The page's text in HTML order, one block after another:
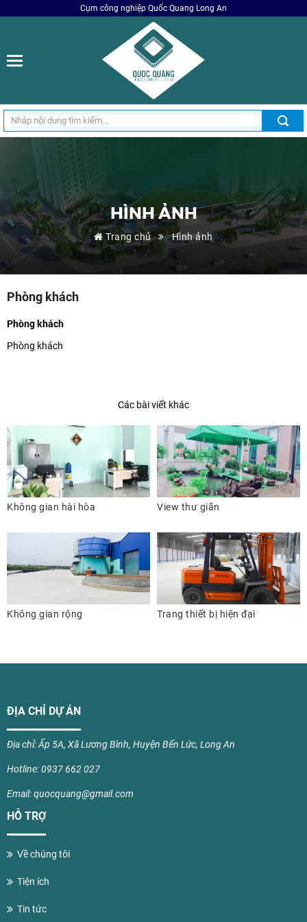
Cụm công nghiệp Quốc Quang Long An
HÌNH ẢNH
Trang chủ Hình ảnh
Phòng khách
Phòng khách
Phòng khách
Các bài viết khác
Không gian hài hòa View thư giãn
Không gian rộng Trang thiết bị hiện đại
ĐỊA CHỈ DỰ ÁN
Địa chỉ: Ấp 5A, Xã Lương Bình, Huyện Bến Lức, Long An
Hotline: 0937 662 027
Email: quocquang@gmail.com
HỖ TRỢ
Về chúng tôi
Tiện ích
Tin tức